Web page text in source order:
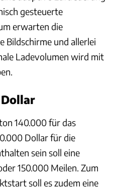
gesteuerte
erwarten die
Bildschirme und allerlei
Ladevolumen wird mit
140.000 für das
Dollar für die
sein soll eine
150.000 Meilen. Zum
soll es zudem eine